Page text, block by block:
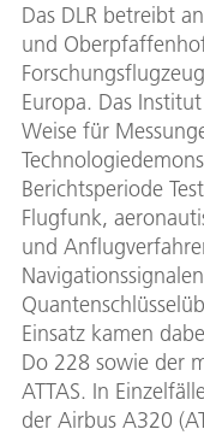
Das DLR betreibt
und
Europa. Das
Weise für
Berichtsperiode
Flugfunk,
und
Einsatz kamen
Do 228 sowie der
ATTAS. In
der Airbus A320